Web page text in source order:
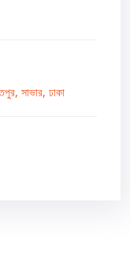
সাভার, ঢাকা